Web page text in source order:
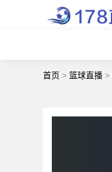
首页 > 篮球直播 >